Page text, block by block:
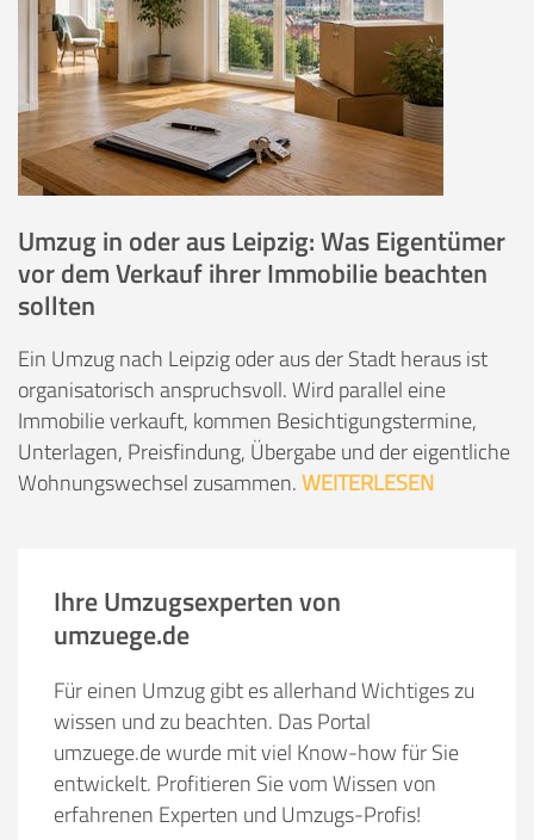
Umzug in oder aus Leipzig: Was Eigentümer
vor dem Verkauf ihrer Immobilie beachten
sollten
Ein Umzug nach Leipzig oder aus der Stadt heraus ist
organisatorisch anspruchsvoll. Wird parallel eine
Immobilie verkauft, kommen Besichtigungstermine,
Unterlagen, Preisfindung, Übergabe und der eigentliche
Wohnungswechsel zusammen.WEITERLESEN
Ihre Umzugsexperten von
umzuege.de
Für einen Umzug gibt es allerhand Wichtiges zu
wissen und zu beachten. Das Portal
umzuege.de wurde mit viel Know-how für Sie
entwickelt. Profitieren Sie vom Wissen von
erfahrenen Experten und Umzugs-Profis!